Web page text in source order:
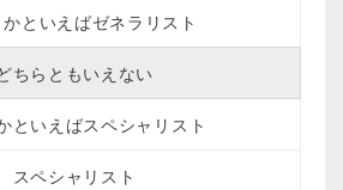
といえばゼネラリスト
ちらともいえない
といえばスペシャリスト
スペシャリスト